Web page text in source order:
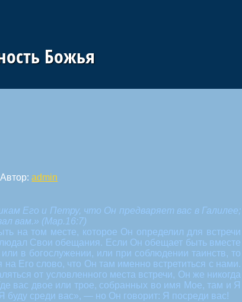
Божья
Автор:admin
Его и Петру, что Он предваряет вас в Галилее;
вам.» (Мар.16:7)
на том месте, которое Он определил для встречи
Свои обещания. Если Он обещает быть вместе
в богослужении, или при соблюдении таинств, то
Его слово, что Он там именно встретиться с нами.
от условленного места встречи, Он же никогда
вас двое или трое, собранных во имя Мое, там и Я
буду среди вас», — но Он говорит: Я посреди вас!